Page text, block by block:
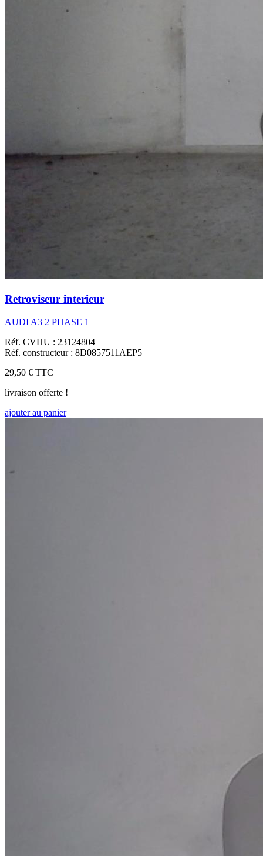
Retroviseur interieur
AUDI A3 2 PHASE 1
Réf. CVHU : 23124804
Réf. constructeur : 8D0857511AEP5
29,50 € TTC
livraison offerte !
ajouter au panier